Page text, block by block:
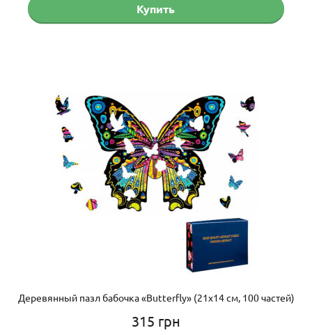
Купить
Деревянный пазл бабочка «Butterfly» (21х14 см, 100 частей)
315 грн